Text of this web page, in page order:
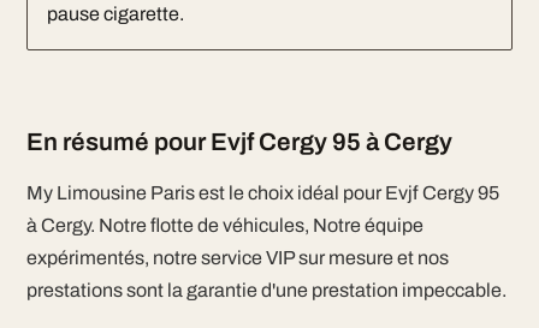
pause cigarette.
En résumé pour Evjf Cergy 95 à Cergy
My Limousine Paris est le choix idéal pour Evjf Cergy 95
à Cergy. Notre flotte de véhicules, Notre équipe
expérimentés, notre service VIP sur mesure et nos
prestations sont la garantie d'une prestation impeccable.